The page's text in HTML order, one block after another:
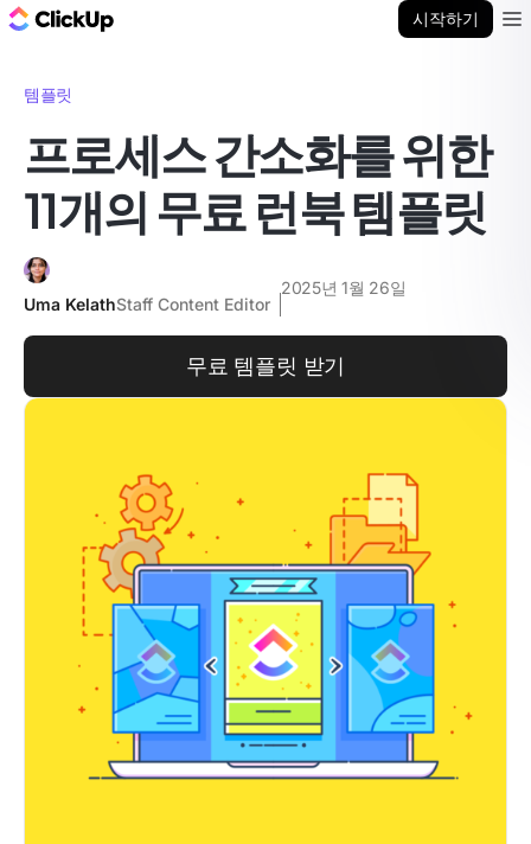
시작하기
템플릿
프로세스 간소화를 위한
11개의 무료 런북 템플릿
Uma KelathStaff Content Editor
2025년 1월 26일
무료 템플릿 받기